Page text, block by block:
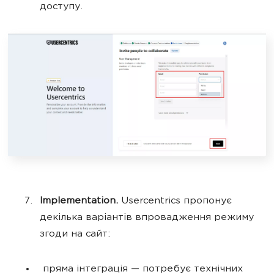
доступу.
Implementation. Usercentrics пропонує
декілька варіантів впровадження режиму
згоди на сайт:
пряма інтеграція — потребує технічних